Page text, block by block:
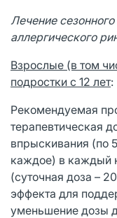
Лечение
аллергического
Взрослые (в том
подростки с 12 лет:
Рекомендуемая
терапевтическая
впрыскивания (по
каждое) в каждый
(суточная доза –
эффекта для
уменьшение дозы